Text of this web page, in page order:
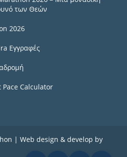
των Θεών
2026
Εγγραφές
Calculator
| Web design & develop by